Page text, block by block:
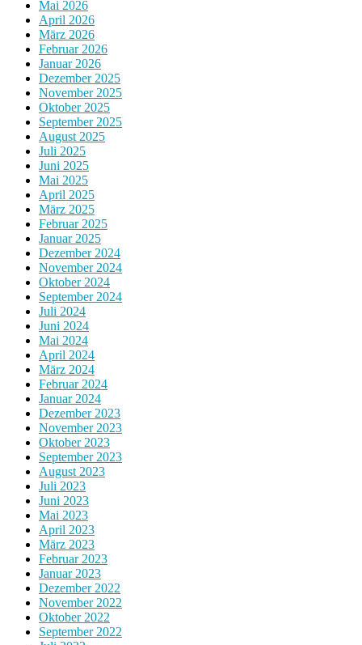
Mai 2026
April 2026
März 2026
Februar 2026
Januar 2026
Dezember 2025
November 2025
Oktober 2025
September 2025
August 2025
Juli 2025
Juni 2025
Mai 2025
April 2025
März 2025
Februar 2025
Januar 2025
Dezember 2024
November 2024
Oktober 2024
September 2024
Juli 2024
Juni 2024
Mai 2024
April 2024
März 2024
Februar 2024
Januar 2024
Dezember 2023
November 2023
Oktober 2023
September 2023
August 2023
Juli 2023
Juni 2023
Mai 2023
April 2023
März 2023
Februar 2023
Januar 2023
Dezember 2022
November 2022
Oktober 2022
September 2022